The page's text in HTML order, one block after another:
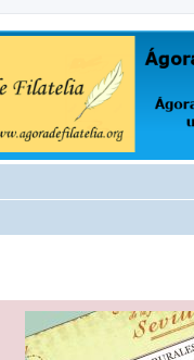
se tercie. Ágora de Filatelia es un